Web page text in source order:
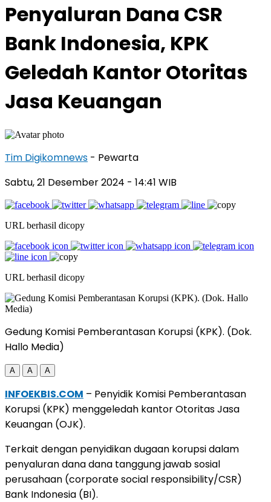
Penyaluran Dana CSR
Bank Indonesia, KPK
Geledah Kantor Otoritas
Jasa Keuangan
Tim Digikomnews - Pewarta
Sabtu, 21 Desember 2024 - 14:41 WIB
URL berhasil dicopy
URL berhasil dicopy
Gedung Komisi Pemberantasan Korupsi (KPK). (Dok.
Hallo Media)
A A A
INFOEKBIS.COM – Penyidik Komisi Pemberantasan
Korupsi (KPK) menggeledah kantor Otoritas Jasa
Keuangan (OJK).
Terkait dengan penyidikan dugaan korupsi dalam
penyaluran dana dana tanggung jawab sosial
perusahaan (corporate social responsibility/CSR)
Bank Indonesia (BI).